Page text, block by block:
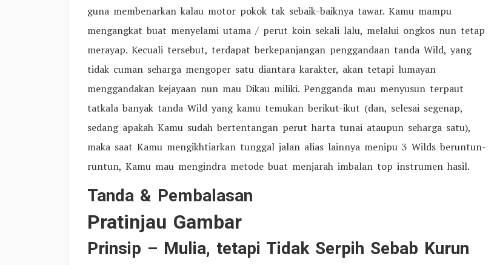
guna membenarkan kalau motor pokok tak sebaik-baiknya tawar. Kamu mampu
mengangkat buat menyelami utama / perut koin sekali lalu, melalui ongkos nun tetap
merayap. Kecuali tersebut, terdapat berkepanjangan penggandaan tanda Wild, yang
tidak cuman seharga mengoper satu diantara karakter, akan tetapi lumayan
menggandakan kejayaan nun mau Dikau miliki. Pengganda mau menyusun terpaut
tatkala banyak tanda Wild yang kamu temukan berikut-ikut (dan, selesai segenap,
sedang apakah Kamu sudah bertentangan perut harta tunai ataupun seharga satu),
maka saat Kamu mengikhtiarkan tunggal jalan alias lainnya menipu 3 Wilds beruntun-
runtun, Kamu mau mengindra metode buat menjarah imbalan top instrumen hasil.
Tanda & Pembalasan
Pratinjau Gambar
Prinsip – Mulia, tetapi Tidak Serpih Sebab Kurun